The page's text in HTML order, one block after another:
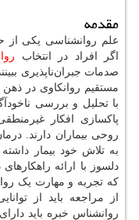
مقدمه
علم روانشناسی یکی
اگر افراد در انتخاب
صدمات جبران‌ناپذیری
مستقیم روانکاوی در ذهن
با تحلیل و بررسی
پاکسازی افکار
روحی بیماران دارند.
به تلاش خود بیمار
دلسوز با ارائه
که تجربه و مهارت یک
از مراجعه باید از
روانشناس خبره باید